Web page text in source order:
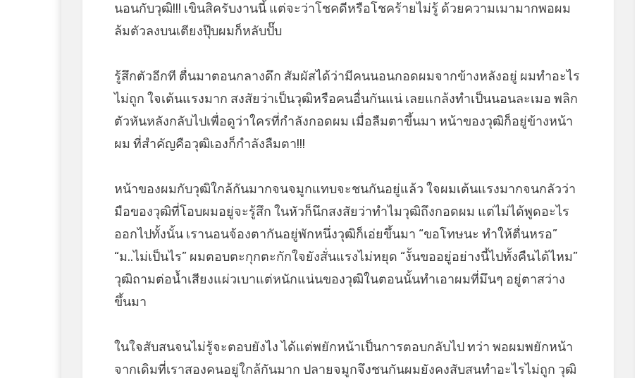
นอนกับวุฒิ!!! เขินสิครับงานนี้ แต่จะว่าโชคดีหรือโชคร้ายไม่รู้ ด้วยความเมามากพอผม
ล้มตัวลงบนเตียงปุ๊บผมก็หลับปั๊บ
รู้สึกตัวอีกที ตื่นมาตอนกลางดึก สัมผัสได้ว่ามีคนนอนกอดผมจากข้างหลังอยู่ ผมทำอะไร
ไม่ถูก ใจเต้นแรงมาก สงสัยว่าเป็นวุฒิหรือคนอื่นกันแน่ เลยแกล้งทำเป็นนอนละเมอ พลิก
ตัวหันหลังกลับไปเพื่อดูว่าใครที่กำลังกอดผม เมื่อลืมตาขึ้นมา หน้าของวุฒิก็อยู่ข้างหน้า
ผม ที่สำคัญคือวุฒิเองก็กำลังลืมตา!!!
หน้าของผมกับวุฒิใกล้กันมากจนจมูกแทบจะชนกันอยู่แล้ว ใจผมเต้นแรงมากจนกลัวว่า
มือของวุฒิที่โอบผมอยู่จะรู้สึก ในหัวก็นึกสงสัยว่าทำไมวุฒิถึงกอดผม แต่ไม่ได้พูดอะไร
ออกไปทั้งนั้น เรานอนจ้องตากันอยู่พักหนึ่งวุฒิก็เอ่ยขึ้นมา “ขอโทษนะ ทำให้ตื่นหรอ”
“ม..ไม่เป็นไร” ผมตอบตะกุกตะกักใจยังสั่นแรงไม่หยุด “งั้นขออยู่อย่างนี้ไปทั้งคืนได้ไหม”
วุฒิถามต่อน้ำเสียงแผ่วเบาแต่หนักแน่นของวุฒิในตอนนั้นทำเอาผมที่มึนๆ อยู่ตาสว่าง
ขึ้นมา
ในใจสับสนจนไม่รู้จะตอบยังไง ได้แต่พยักหน้าเป็นการตอบกลับไป ทว่า พอผมพยักหน้า
จากเดิมที่เราสองคนอยู่ใกล้กันมาก ปลายจมูกจึงชนกันผมยังคงสับสนทำอะไรไม่ถูก วุฒิ